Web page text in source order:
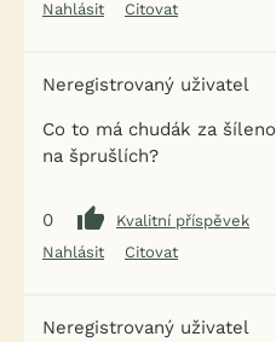
Nahlásit
Citovat
Neregistrovaný uživatel
Co to má chudák za
na šprušlích?
0
Kvalitní příspěvek
Nahlásit
Citovat
Neregistrovaný uživatel